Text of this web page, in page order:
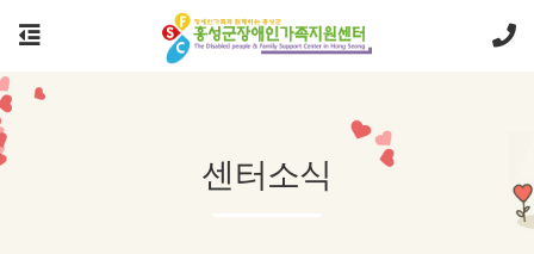
센터소식